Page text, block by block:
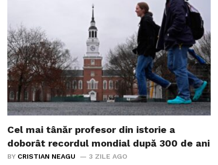
Cel mai tânăr profesor din istorie a
doborât recordul mondial după 300 de ani
BY CRISTIAN NEAGU 3 ZILE AGO